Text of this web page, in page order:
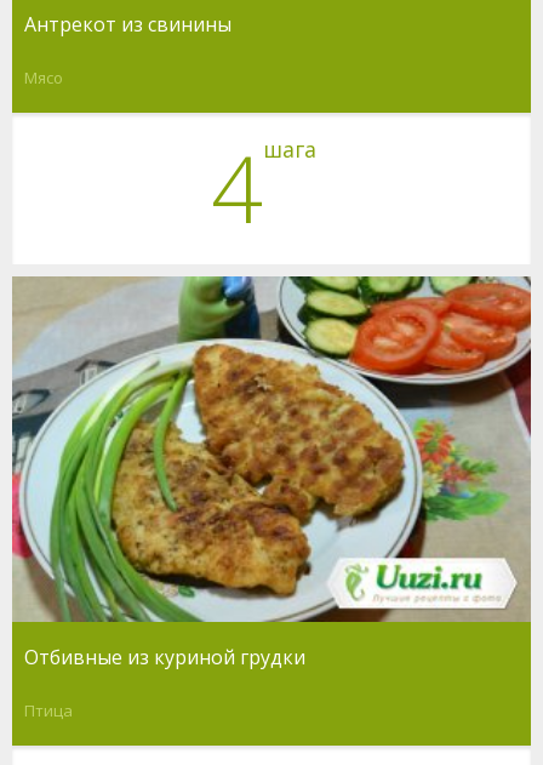
Антрекот из свинины
Мясо
4шага
Отбивные из куриной грудки
Птица